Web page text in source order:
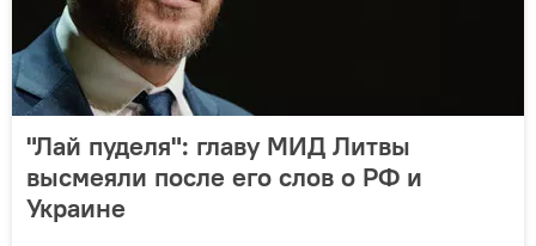
"Лай пуделя": главу МИД Литвы
высмеяли после его слов о РФ и
Украине